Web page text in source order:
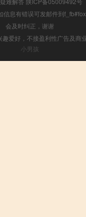
信息有错误可发邮件到
会及时纠正，谢谢
趣爱好，不接盈利性广告及商
小男孩